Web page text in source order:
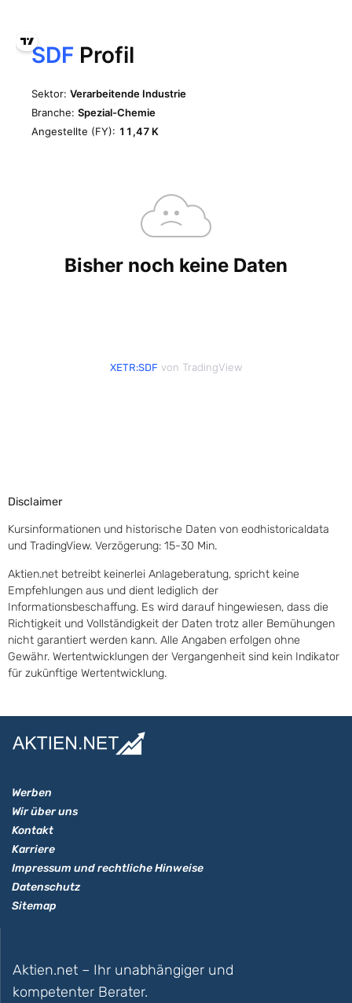
XETR:SDF von TradingView
Disclaimer
Kursinformationen und historische Daten von eodhistoricaldata
und TradingView. Verzögerung: 15-30 Min.
Aktien.net betreibt keinerlei Anlageberatung, spricht keine
Empfehlungen aus und dient lediglich der
Informationsbeschaffung. Es wird darauf hingewiesen, dass die
Richtigkeit und Vollständigkeit der Daten trotz aller Bemühungen
nicht garantiert werden kann. Alle Angaben erfolgen ohne
Gewähr. Wertentwicklungen der Vergangenheit sind kein Indikator
für zukünftige Wertentwicklung.
Werben
Wir über uns
Kontakt
Karriere
Impressum und rechtliche Hinweise
Datenschutz
Sitemap
Aktien.net – Ihr unabhängiger und
kompetenter Berater.